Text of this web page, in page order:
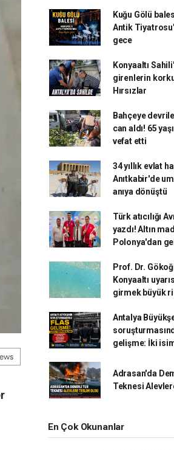
Kuğu Gölü
Antik
gece
Konyaaltı
girenlerin
Hırsızlar
Bahçeye
can aldı! 65
vefat etti
34 yıllık evlat
Anıtkabir'de
anıya dönüştü
Türk atıcılığı
yazdı! Altın
Polonya'dan
Prof. Dr.
Konyaaltı
girmek büyük
Antalya
gelişme: İki
Adrasan'da
Teknesi
En Çok Okunanlar